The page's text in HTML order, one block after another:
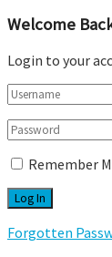
Welcome
Login to your
Remember
Forgotten